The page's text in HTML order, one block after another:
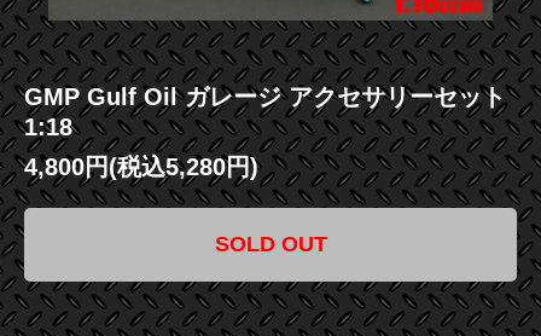
GMP Gulf Oil ガレージ アクセサリーセット
1:18
4,800円(税込5,280円)
SOLD OUT